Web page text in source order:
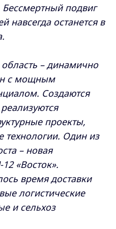
подвиг
навсегда останется в
– динамично
с мощным
Создаются
проекты,
технологии. Один из
– новая
«Восток».
время доставки
логистические
и сельхоз